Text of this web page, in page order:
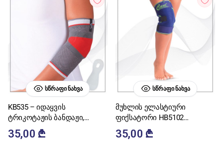
ᲡᲬᲠᲐᲤᲘ ᲜᲐᲮᲕᲐ
KB535 – იდაყვის
ტრიკოტაჟის ბანდაჟი,
ფიქსატორი (სილიკონის
ჩანართით)
35,00 ₾
ᲡᲬᲠᲐᲤᲘ ᲜᲐᲮᲕᲐ
მუხლის ელასტიური
ფიქსატორი HB5102
ნეოპრინის
35,00 ₾